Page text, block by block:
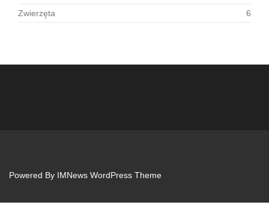
Zwierzęta
6
Powered By IMNews WordPress Theme